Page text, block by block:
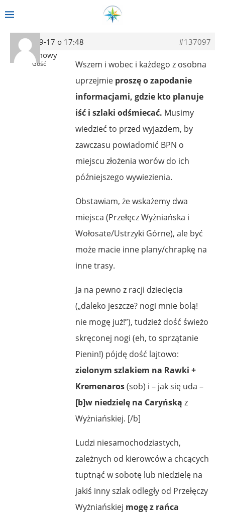
2013-09-17 o 17:48
#137097
Anonimowy
Gość
Wszem i wobec i każdego z osobna
uprzejmie proszę o zapodanie
informacjami, gdzie kto planuje
iść i szlaki odśmiecać. Musimy
wiedzieć to przed wyjazdem, by
zawczasu powiadomić BPN o
miejscu złożenia worów do ich
późniejszego wywiezienia.
Obstawiam, że wskażemy dwa
miejsca (Przełęcz Wyżniańska i
Wołosate/Ustrzyki Górne), ale być
może macie inne plany/chrapkę na
inne trasy.
Ja na pewno z racji dziecięcia
(„daleko jeszcze? nogi mnie bolą!
nie mogę już!”), tudzież dość świeżo
skręconej nogi (eh, to sprzątanie
Pienin!) pójdę dość lajtowo:
zielonym szlakiem na Rawki +
Kremenaros(sob) i – jak się uda –
[b]w niedzielę na Caryńską z
Wyżniańskiej. [/b]
Ludzi niesamochodziastych,
zależnych od kierowców a chcących
tuptnąć w sobotę lub niedzielę na
jakiś inny szlak odległy od Przełęczy
Wyżniańskiej mogę z rańca